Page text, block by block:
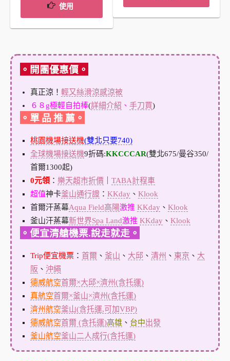
使用
。開團優惠價。
真正涼！ 輕又絲滑涼感涼被
６８g極輕自拍棒(詳細介紹 、 手刀買)
。單 品 推 薦。
桃園機場接送機(雙北只要740)
全球機場接送機9折碼:KKCCCAR(雙北675/曼谷350/
首爾1300起)
0元領： 樂天超市折價
TABA計程車
超值神卡釜山通行證： KKday 、 Klook
首爾汗蒸幕Aqua Field高陽激推 KKday 、 Klook
釜山汗蒸幕新世界Spa Land激推 KKday 、 Klook
。便宜清艙機票.說走就走。
Trip便宜機票： 首爾 、 釜山 、 大邱 、 清州 、 東京 、 大
阪 、 沖繩
德威航空首爾×大邱×濟州(含托運)
真航空首爾×釜山×濟州(含托運)
濟州航空釜山(含托運,可加VBP)
德威航空首爾 (含托運)高雄 、 台中出發
釜山航空釜山二人成行(含托運)